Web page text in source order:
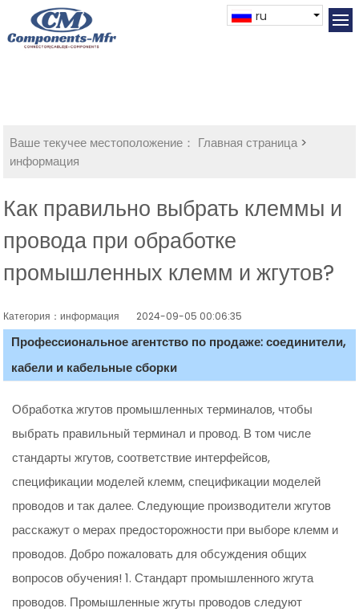
ru
Ваше текучее местоположение： Главная страница>
информация
Как правильно выбрать клеммы и
провода при обработке
промышленных клемм и жгутов?
Категория：информация 2024-09-05 00:06:35
Профессиональное агентство по продаже: соединители,
кабели и кабельные сборки
Обработка жгутов промышленных терминалов, чтобы
выбрать правильный терминал и провод. В том числе
стандарты жгутов, соответствие интерфейсов,
спецификации моделей клемм, спецификации моделей
проводов и так далее. Следующие производители жгутов
расскажут о мерах предосторожности при выборе клемм и
проводов. Добро пожаловать для обсуждения общих
вопросов обучения! 1. Стандарт промышленного жгута
проводов. Промышленные жгуты проводов следуют